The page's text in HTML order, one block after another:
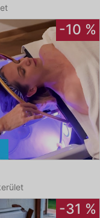
-10 %
-31 %